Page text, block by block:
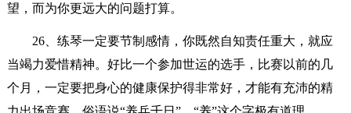
望，而为你更远大的问题打算。
26、练琴一定要节制感情，你既然自知责任重大，就应
当竭力爱惜精神。好比一个参加世运的选手，比赛以前的几
个月，一定要把身心的健康保护得非常好，才能有充沛的精